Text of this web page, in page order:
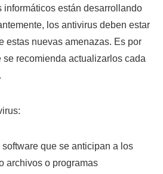
están desarrollando
los antivirus deben estar
estas nuevas amenazas. Es por
recomienda actualizarlos cada
software que se anticipan a los
archivos o programas